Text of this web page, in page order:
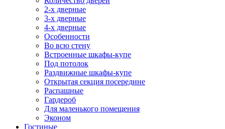
2-х дверные
3-х дверные
4-х дверные
Особенности
Во всю стену
Встроенные шкафы-купе
Под потолок
Раздвижные шкафы-купе
Открытая секция посередине
Распашные
Гардероб
Для маленького помещения
Эконом
Гостиные